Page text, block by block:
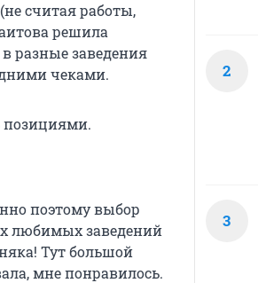
считая работы,
решила
разные заведения
чеками.
позициями.
поэтому выбор
любимых заведений
Тут большой
мне понравилось.
2
3